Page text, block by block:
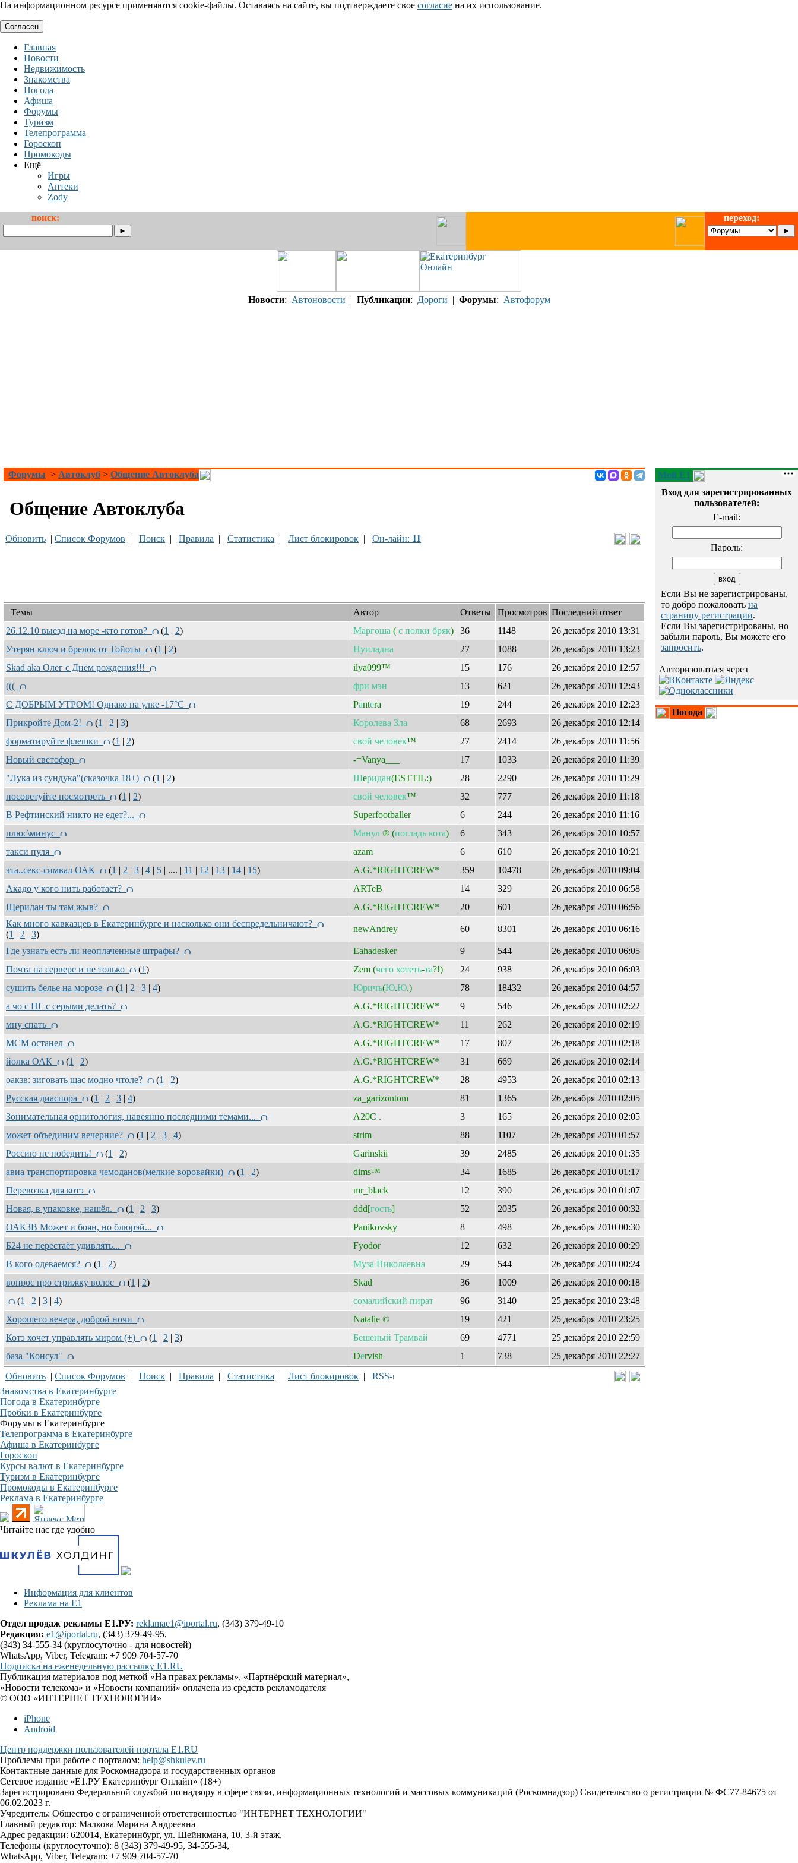
На информационном ресурсе применяются cookie-файлы. Оставаясь на сайте, вы подтверждаете свое согласие на их использование.
Согласен
Главная
Новости
Недвижимость
Знакомства
Погода
Афиша
Форумы
Туризм
Телепрограмма
Гороскоп
Промокоды
Ещё
Игры
Аптеки
Zody
поиск: переход:
Новости: Автоновости | Публикации: Дороги | Форумы: Автофорум
Форумы > Автоклуб > Общение Автоклуба
Общение Автоклуба
Обновить | Список Форумов | Поиск | Правила | Статистика | Лист блокировок | Он-лайн: 11
Темы Автор Ответы Просмотров Последний ответ
26.12.10 выезд на море -кто готов?
(1 | 2) Маргоша ( с полки бряк) 36 1148
26 декабря 2010 13:31
Утерян ключ и брелок от Тойоты
(1 | 2) Нуиладна 27 1088
26 декабря 2010 13:23
Skad aka Олег с Днём рождения!!!
ilya099™ 15 176
26 декабря 2010 12:57
(((
фри мэн 13 621
26 декабря 2010 12:43
С ДОБРЫМ УТРОМ! Однако на улке -17°C
Pаntеra 19 244
26 декабря 2010 12:23
Прикройте Дом-2!
(1 | 2 | 3) Королева Зла 68 2693
26 декабря 2010 12:14
форматируйте флешки
(1 | 2) свой человек™ 27 2414
26 декабря 2010 11:56
Новый светофор
-=Vanya___ 17 1033
26 декабря 2010 11:39
"Лука из сундука"(сказочка 18+)
(1 | 2) Шeридан(ESTTIL:) 28 2290
26 декабря 2010 11:29
посоветуйте посмотреть
(1 | 2) свой человек™ 32 777
26 декабря 2010 11:18
В Рефтинский никто не едет?...
Superfootballer 6 244
26 декабря 2010 11:16
плюс\минус
Манул ® (погладь кота) 6 343
26 декабря 2010 10:57
такси пуля
azam 6 610
26 декабря 2010 10:21
эта..секс-симвал ОАК
(1 | 2 | 3 | 4 | 5 | .... | 11 | 12 | 13 | 14 | 15) A.G.*RIGHTCREW* 359 10478
26 декабря 2010 09:04
Акадо у кого нить работает?
ARTeB 14 329
26 декабря 2010 06:58
Щеридан ты там жыв?
A.G.*RIGHTCREW* 20 601
26 декабря 2010 06:56
Как много кавказцев в Екатеринбурге и насколько они беспредельничают?
(1 | 2 | 3)
newAndrey 60 8301 26 декабря 2010 06:16
Где узнать есть ли неоплаченные штрафы? Eahadesker 9 544
26 декабря 2010 06:05
Почта на сервере и не только
(1) Zem (чего хотеть-та?!) 24 938
26 декабря 2010 06:03
сушить белье на морозе
(1 | 2 | 3 | 4) Юричъ(Ю.Ю.) 78 18432
26 декабря 2010 04:57
а чо с НГ с серыми делать?
A.G.*RIGHTCREW* 9 546
26 декабря 2010 02:22
мну спать
A.G.*RIGHTCREW* 11 262
26 декабря 2010 02:19
МСМ останел
A.G.*RIGHTCREW* 17 807
26 декабря 2010 02:18
йолка ОАК
(1 | 2) A.G.*RIGHTCREW* 31 669
26 декабря 2010 02:14
оакзв: зиговать щас модно чтоле?
(1 | 2) A.G.*RIGHTCREW* 28 4953
26 декабря 2010 02:13
Русская диаспора
(1 | 2 | 3 | 4) za_garizontom 81 1365
26 декабря 2010 02:05
Зонимательная орнитология, навеянно последними темами...
A20C . 3 165
26 декабря 2010 02:05
может объединим вечерние?
(1 | 2 | 3 | 4) strim 88 1107
26 декабря 2010 01:57
Россию не победить!
(1 | 2) Garinskii 39 2485
26 декабря 2010 01:35
авиа транспортировка чемоданов(мелкие воровайки)
(1 | 2) dims™ 34 1685
26 декабря 2010 01:17
Перевозка для котэ
mr_black 12 390
26 декабря 2010 01:07
Новая, в упаковке, нашёл.
(1 | 2 | 3) ddd[гость] 52 2035
26 декабря 2010 00:32
ОАКЗВ Может и боян, но блюрэй...
Panikovsky 8 498
26 декабря 2010 00:30
Б24 не перестаёт удивлять...
Fyodor 12 632
26 декабря 2010 00:29
В кого одеваемся?
(1 | 2) Муза Николаевна 29 544
26 декабря 2010 00:24
вопрос про стрижку волос
(1 | 2) Skad 36 1009
26 декабря 2010 00:18
(1 | 2 | 3 | 4) сомалийский пират 96 3140
25 декабря 2010 23:48
Хорошего вечера, доброй ночи
Natalie © 19 421
25 декабря 2010 23:25
Котэ хочет управлять миром (+)
(1 | 2 | 3) Бешеный Трамвай 69 4771
25 декабря 2010 22:59
база "Консул"
Dеrvish 1 738
25 декабря 2010 22:27
Обновить | Список Форумов | Поиск | Правила | Статистика | Лист блокировок |
Мой E1
Вход для зарегистрированных
пользователей:
E-mail:
Пароль:
Если Вы не зарегистрированы,
то добро пожаловать на
страницу регистрации.
Если Вы зарегистрированы, но
забыли пароль, Вы можете его
запросить.
Авторизоваться через
Погода
Знакомства в Екатеринбурге
Погода в Екатеринбурге
Пробки в Екатеринбурге
Форумы в Екатеринбурге
Телепрограмма в Екатеринбурге
Афиша в Екатеринбурге
Гороскоп
Курсы валют в Екатеринбурге
Туризм в Екатеринбурге
Промокоды в Екатеринбурге
Реклама в Екатеринбурге
Читайте нас где удобно
Информация для клиентов
Реклама на Е1
Отдел продаж рекламы Е1.РУ: reklamae1@iportal.ru, (343) 379-49-10
Редакция: e1@iportal.ru, (343) 379-49-95,
(343) 34-555-34 (круглосуточно - для новостей)
WhatsApp, Viber, Telegram: +7 909 704-57-70
Подписка на еженедельную рассылку E1.RU
Публикация материалов под меткой «На правах рекламы», «Партнёрский материал»,
«Новости телекома» и «Новости компаний» оплачена из средств рекламодателя
© ООО «ИНТЕРНЕТ ТЕХНОЛОГИИ»
iPhone
Android
Центр поддержки пользователей портала E1.RU
Проблемы при работе с порталом: help@shkulev.ru
Контактные данные для Роскомнадзора и государственных органов
Сетевое издание «Е1.РУ Екатеринбург Онлайн» (18+)
Зарегистрировано Федеральной службой по надзору в сфере связи, информационных технологий и массовых коммуникаций (Роскомнадзор) Свидетельство о регистрации № ФС77-84675 от
06.02.2023 г.
Учредитель: Общество с ограниченной ответственностью "ИНТЕРНЕТ ТЕХНОЛОГИИ"
Главный редактор: Малкова Марина Андреевна
Адрес редакции: 620014, Екатеринбург, ул. Шейнкмана, 10, 3-й этаж,
Телефоны (круглосуточно): 8 (343) 379-49-95, 34-555-34,
WhatsApp, Viber, Telegram: +7 909 704-57-70